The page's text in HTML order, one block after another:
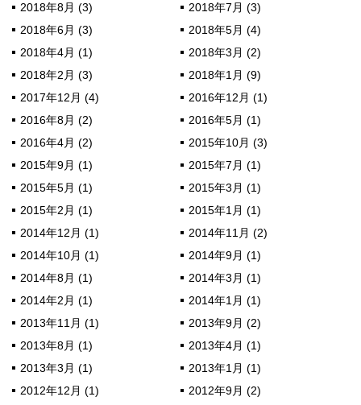
2018年8月 (3)
2018年7月 (3)
2018年6月 (3)
2018年5月 (4)
2018年4月 (1)
2018年3月 (2)
2018年2月 (3)
2018年1月 (9)
2017年12月 (4)
2016年12月 (1)
2016年8月 (2)
2016年5月 (1)
2016年4月 (2)
2015年10月 (3)
2015年9月 (1)
2015年7月 (1)
2015年5月 (1)
2015年3月 (1)
2015年2月 (1)
2015年1月 (1)
2014年12月 (1)
2014年11月 (2)
2014年10月 (1)
2014年9月 (1)
2014年8月 (1)
2014年3月 (1)
2014年2月 (1)
2014年1月 (1)
2013年11月 (1)
2013年9月 (2)
2013年8月 (1)
2013年4月 (1)
2013年3月 (1)
2013年1月 (1)
2012年12月 (1)
2012年9月 (2)